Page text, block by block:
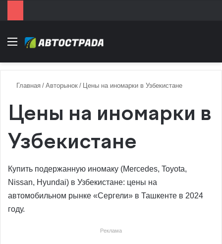
Menu
Главная / Авторынок / Цены на иномарки в Узбекистане
Цены на иномарки в
Узбекистане
Купить подержанную иномаку (Mercedes, Toyota,
Nissan, Hyundai) в Узбекистане: цены на
автомобильном рынке «Сергели» в Ташкенте в 2024
году.
Реклама